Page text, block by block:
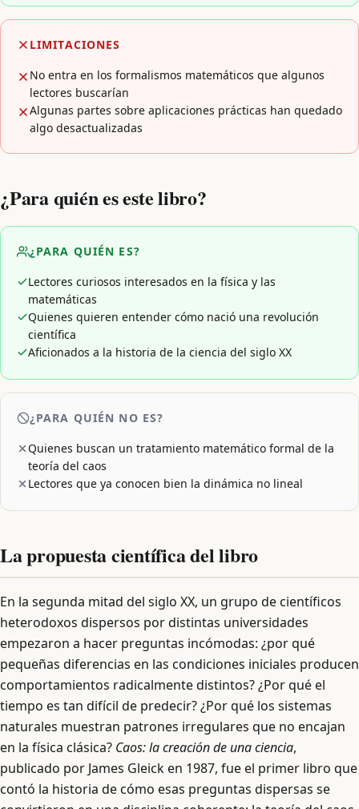
LIMITACIONES
No entra en los formalismos matemáticos que algunos
lectores buscarían
Algunas partes sobre aplicaciones prácticas han quedado
algo desactualizadas
¿Para quién es este libro?
¿PARA QUIÉN ES?
Lectores curiosos interesados en la física y las
matemáticas
Quienes quieren entender cómo nació una revolución
científica
Aficionados a la historia de la ciencia del siglo XX
¿PARA QUIÉN NO ES?
Quienes buscan un tratamiento matemático formal de la
teoría del caos
Lectores que ya conocen bien la dinámica no lineal
La propuesta científica del libro
En la segunda mitad del siglo XX, un grupo de científicos
heterodoxos dispersos por distintas universidades
empezaron a hacer preguntas incómodas: ¿por qué
pequeñas diferencias en las condiciones iniciales producen
comportamientos radicalmente distintos? ¿Por qué el
tiempo es tan difícil de predecir? ¿Por qué los sistemas
naturales muestran patrones irregulares que no encajan
en la física clásica? Caos: la creación de una ciencia,
publicado por James Gleick en 1987, fue el primer libro que
contó la historia de cómo esas preguntas dispersas se